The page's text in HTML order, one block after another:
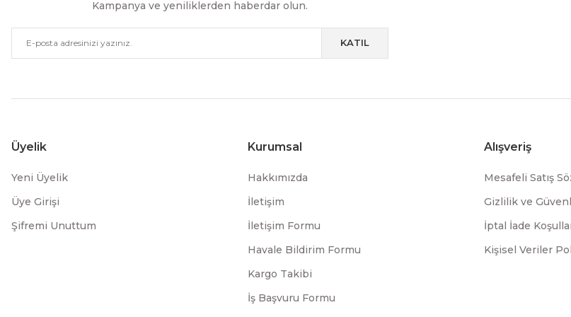
Kampanya ve yeniliklerden haberdar olun.
KATIL
Üyelik
Yeni Üyelik
Üye Girişi
Şifremi Unuttum
Kurumsal
Hakkımızda
İletişim
İletişim Formu
Havale Bildirim Formu
Kargo Takibi
İş Başvuru Formu
Alışveriş
Mesafeli Satış
Gizlilik ve
İptal İade
Kişisel Veriler